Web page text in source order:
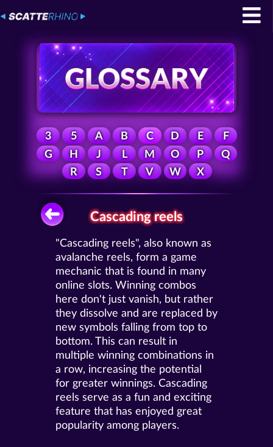
3 5 A B C D E
F
G
H J L M O P
Q
R
S T V W X
Cascading reels
"Cascading reels", also known as
avalanche reels, form a game
mechanic that is found in many
online slots. Winning combos
here don't just vanish, but rather
they dissolve and are replaced by
new symbols falling from top to
bottom. This can result in
multiple winning combinations in
a row, increasing the potential
for greater winnings. Cascading
reels serve as a fun and exciting
feature that has enjoyed great
popularity among players.